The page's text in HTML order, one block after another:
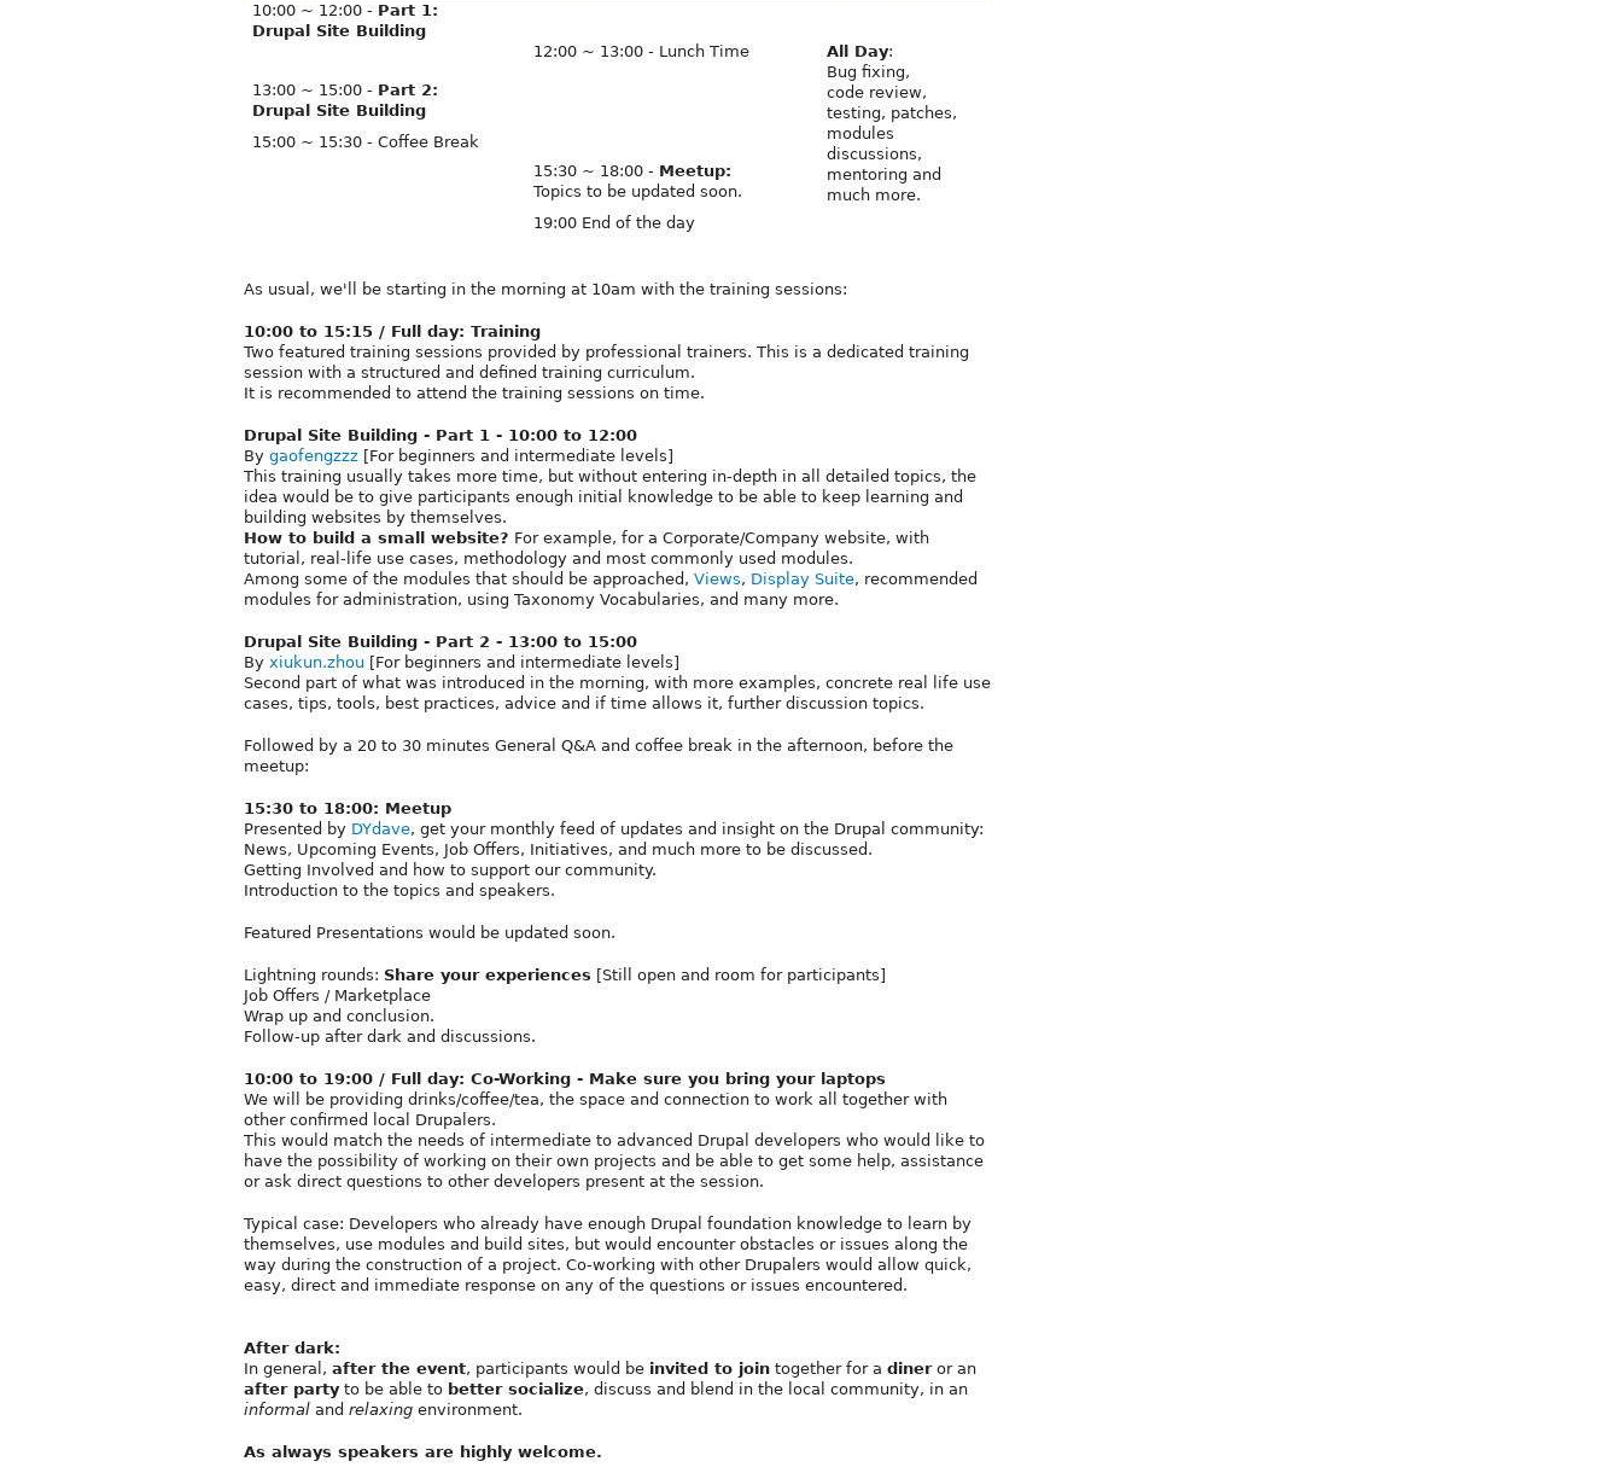
10:00 ~ 12:00 - Part 1:
Drupal Site Building
12:00 ~ 13:00 - Lunch Time
All Day:
Bug fixing,
code review,
testing, patches,
modules
discussions,
mentoring and
much more.
13:00 ~ 15:00 - Part 2:
Drupal Site Building
15:00 ~ 15:30 - Coffee Break
15:30 ~ 18:00 - Meetup:
Topics to be updated soon.
19:00 End of the day
As usual, we'll be starting in the morning at 10am with the training sessions:
10:00 to 15:15 / Full day: Training
Two featured training sessions provided by professional trainers. This is a dedicated training
session with a structured and defined training curriculum.
It is recommended to attend the training sessions on time.
Drupal Site Building - Part 1 - 10:00 to 12:00
By gaofengzzz [For beginners and intermediate levels]
This training usually takes more time, but without entering in-depth in all detailed topics, the
idea would be to give participants enough initial knowledge to be able to keep learning and
building websites by themselves.
How to build a small website? For example, for a Corporate/Company website, with
tutorial, real-life use cases, methodology and most commonly used modules.
Among some of the modules that should be approached, Views, Display Suite, recommended
modules for administration, using Taxonomy Vocabularies, and many more.
Drupal Site Building - Part 2 - 13:00 to 15:00
By xiukun.zhou [For beginners and intermediate levels]
Second part of what was introduced in the morning, with more examples, concrete real life use
cases, tips, tools, best practices, advice and if time allows it, further discussion topics.
Followed by a 20 to 30 minutes General Q&A and coffee break in the afternoon, before the
meetup:
15:30 to 18:00: Meetup
Presented by DYdave, get your monthly feed of updates and insight on the Drupal community:
News, Upcoming Events, Job Offers, Initiatives, and much more to be discussed.
Getting Involved and how to support our community.
Introduction to the topics and speakers.
Featured Presentations would be updated soon.
Lightning rounds: Share your experiences [Still open and room for participants]
Job Offers / Marketplace
Wrap up and conclusion.
Follow-up after dark and discussions.
10:00 to 19:00 / Full day: Co-Working - Make sure you bring your laptops
We will be providing drinks/coffee/tea, the space and connection to work all together with
other confirmed local Drupalers.
This would match the needs of intermediate to advanced Drupal developers who would like to
have the possibility of working on their own projects and be able to get some help, assistance
or ask direct questions to other developers present at the session.
Typical case: Developers who already have enough Drupal foundation knowledge to learn by
themselves, use modules and build sites, but would encounter obstacles or issues along the
way during the construction of a project. Co-working with other Drupalers would allow quick,
easy, direct and immediate response on any of the questions or issues encountered.
After dark:
In general, after the event, participants would be invited to join together for a dineror an
after party to be able to better socialize, discuss and blend in the local community, in an
informal and relaxing environment.
As always speakers are highly welcome.